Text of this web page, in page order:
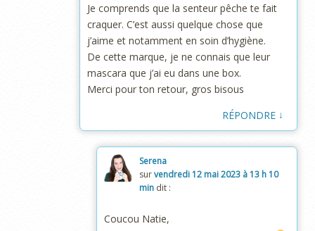
Je comprends que la senteur pêche te fait
craquer. C’est aussi quelque chose que
j’aime et notamment en soin d’hygiène.
De cette marque, je ne connais que leur
mascara que j’ai eu dans une box.
Merci pour ton retour, gros bisous
RÉPONDRE ↓
Serena
survendredi 12 mai 2023 à 13 h 10
min dit :
Coucou Natie,